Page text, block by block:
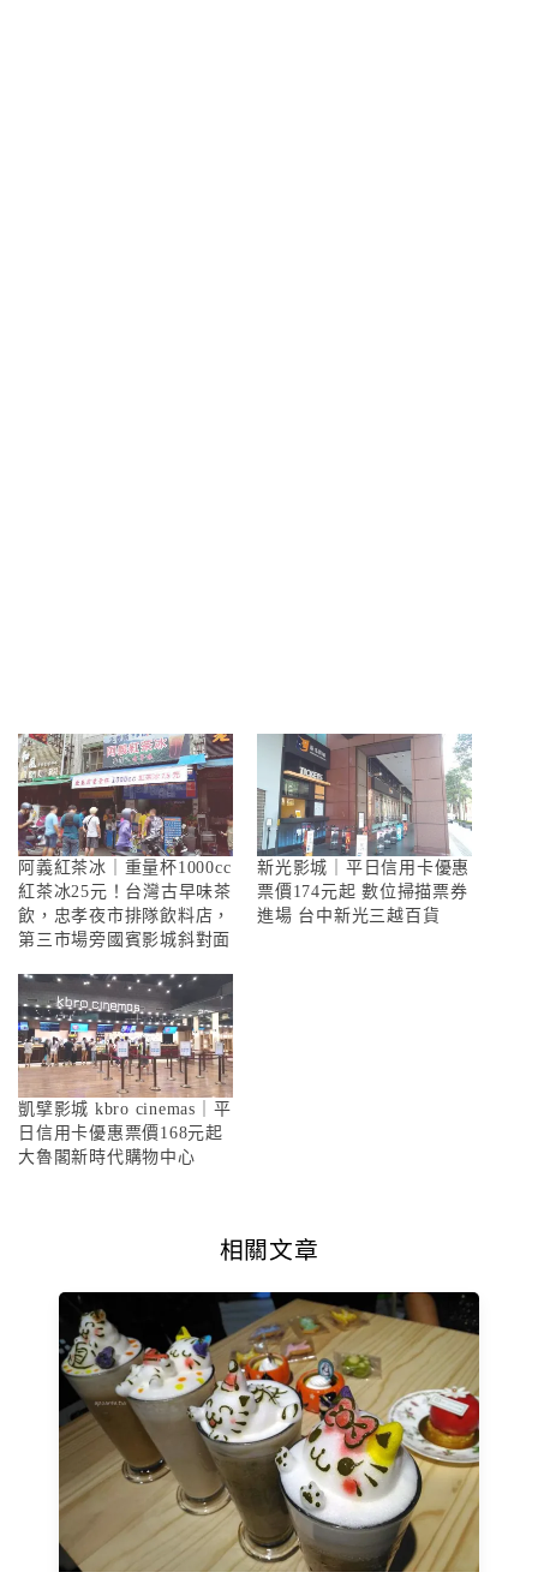
阿義紅茶冰｜重量杯1000cc
紅茶冰25元！台灣古早味茶
飲，忠孝夜市排隊飲料店，
第三市場旁國賓影城斜對面
新光影城｜平日信用卡優惠
票價174元起 數位掃描票券
進場 台中新光三越百貨
凱擘影城 kbro cinemas｜平
日信用卡優惠票價168元起
大魯閣新時代購物中心
相關文章